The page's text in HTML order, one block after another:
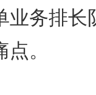
业务排长
。